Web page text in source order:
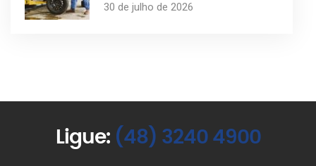
30 de julho de 2026
Ligue: (48) 3240 4900